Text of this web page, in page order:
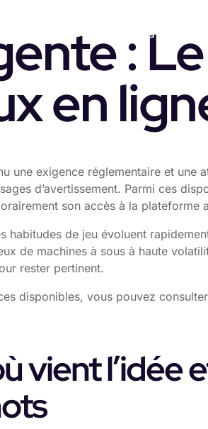
Marketing Services
:
en
une exigence réglementaire et
d’avertissement. Parmi ces
son accès à la
habitudes de jeu évoluent
de machines à sous à haute
rester pertinent.
disponibles, vous pouvez
vient